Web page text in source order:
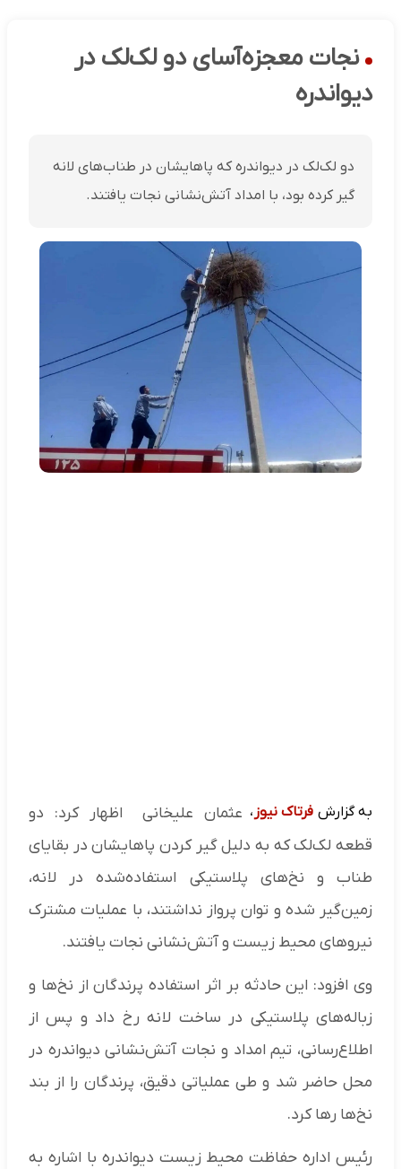
نجات معجزه‌آسای دو لک‌لک در
دیواندره
دو لک‌لک در دیواندره که پاهایشان در طناب‌های لانه
گیر کرده بود، با امداد آتش‌نشانی نجات یافتند.
به گزارش فرتاک نیوز ، عثمان علیخانی اظهار کرد: دو
قطعه لک‌لک که به دلیل گیر کردن پاهایشان در بقایای
طناب و نخ‌های پلاستیکی استفاده‌شده در لانه،
زمین‌گیر شده و توان پرواز نداشتند، با عملیات مشترک
نیروهای محیط زیست و آتش‌نشانی نجات یافتند.
وی افزود: این حادثه بر اثر استفاده پرندگان از نخ‌ها و
زباله‌های پلاستیکی در ساخت لانه رخ داد و پس از
اطلاع‌رسانی، تیم امداد و نجات آتش‌نشانی دیواندره در
محل حاضر شد و طی عملیاتی دقیق، پرندگان را از بند
نخ‌ها رها کرد.
رئیس اداره حفاظت محیط زیست دیواندره با اشاره به